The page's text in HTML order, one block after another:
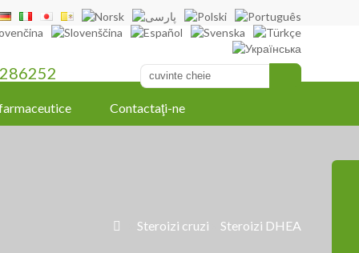
Contactaţi-ne
 Steroizi cruzi Steroizi DHEA